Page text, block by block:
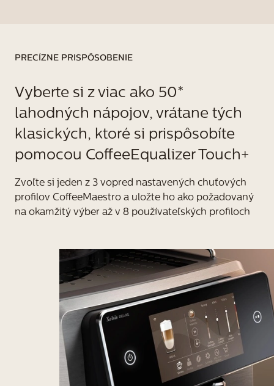
PRECÍZNE PRISPÔSOBENIE
Vyberte si z viac ako 50*
lahodných nápojov, vrátane tých
klasických, ktoré si prispôsobíte
pomocou CoffeeEqualizer Touch+
Zvoľte si jeden z 3 vopred nastavených chuťových
profilov CoffeeMaestro a uložte ho ako požadovaný
na okamžitý výber až v 8 používateľských profiloch